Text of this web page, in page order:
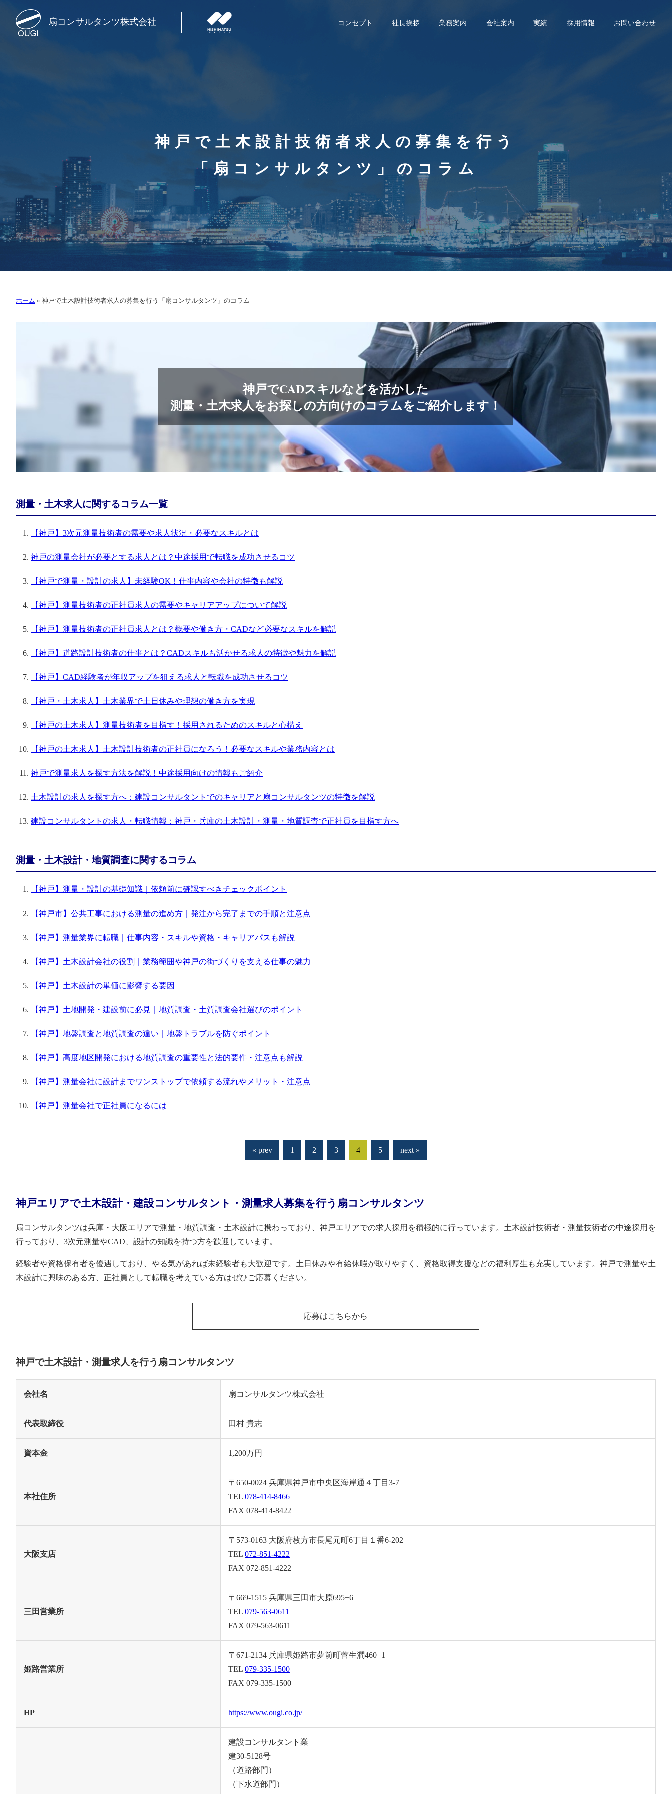
扇コンサルタンツ株式会社 コンセプト 社長挨拶 業務案内 会社案内 実績 採用情報 お問い合わせ
神戸で土木設計技術者求人の募集を行う
「扇コンサルタンツ」のコラム
ホーム » 神戸で土木設計技術者求人の募集を行う「扇コンサルタンツ」のコラム
神戸でCADスキルなどを活かした
測量・土木求人をお探しの方向けのコラムをご紹介します！
測量・土木求人に関するコラム一覧
【神戸】3次元測量技術者の需要や求人状況・必要なスキルとは
神戸の測量会社が必要とする求人とは？中途採用で転職を成功させるコツ
【神戸で測量・設計の求人】未経験OK！仕事内容や会社の特徴も解説
【神戸】測量技術者の正社員求人の需要やキャリアアップについて解説
【神戸】測量技術者の正社員求人とは？概要や働き方・CADなど必要なスキルを解説
【神戸】道路設計技術者の仕事とは？CADスキルも活かせる求人の特徴や魅力を解説
【神戸】CAD経験者が年収アップを狙える求人と転職を成功させるコツ
【神戸・土木求人】土木業界で土日休みや理想の働き方を実現
【神戸の土木求人】測量技術者を目指す！採用されるためのスキルと心構え
【神戸の土木求人】土木設計技術者の正社員になろう！必要なスキルや業務内容とは
神戸で測量求人を探す方法を解説！中途採用向けの情報もご紹介
土木設計の求人を探す方へ：建設コンサルタントでのキャリアと扇コンサルタンツの特徴を解説
建設コンサルタントの求人・転職情報：神戸・兵庫の土木設計・測量・地質調査で正社員を目指す方へ
測量・土木設計・地質調査に関するコラム
【神戸】測量・設計の基礎知識｜依頼前に確認すべきチェックポイント
【神戸市】公共工事における測量の進め方｜発注から完了までの手順と注意点
【神戸】測量業界に転職｜仕事内容・スキルや資格・キャリアパスも解説
【神戸】土木設計会社の役割｜業務範囲や神戸の街づくりを支える仕事の魅力
【神戸】土木設計の単価に影響する要因
【神戸】土地開発・建設前に必見｜地質調査・土質調査会社選びのポイント
【神戸】地盤調査と地質調査の違い｜地盤トラブルを防ぐポイント
【神戸】高度地区開発における地質調査の重要性と法的要件・注意点も解説
【神戸】測量会社に設計までワンストップで依頼する流れやメリット・注意点
【神戸】測量会社で正社員になるには
« prev 1 2 3 4 5 next »
神戸エリアで土木設計・建設コンサルタント・測量求人募集を行う扇コンサルタンツ
扇コンサルタンツは兵庫・大阪エリアで測量・地質調査・土木設計に携わっており、神戸エリアでの求人採用を積極的に行っています。土木設計技術者・測量技術者の中途採用を
行っており、3次元測量やCAD、設計の知識を持つ方を歓迎しています。
経験者や資格保有者を優遇しており、やる気があれば未経験者も大歓迎です。土日休みや有給休暇が取りやすく、資格取得支援などの福利厚生も充実しています。神戸で測量や土
木設計に興味のある方、正社員として転職を考えている方はぜひご応募ください。
応募はこちらから
神戸で土木設計・測量求人を行う扇コンサルタンツ
会社名 扇コンサルタンツ株式会社
代表取締役 田村 貴志
資本金 1,200万円
本社住所
〒650-0024 兵庫県神戸市中央区海岸通４丁目3-7
TEL 078-414-8466
FAX 078-414-8422
大阪支店
〒573-0163 大阪府枚方市長尾元町6丁目１番6-202
TEL 072-851-4222
FAX 072-851-4222
三田営業所
〒669-1515 兵庫県三田市大原695−6
TEL 079-563-0611
FAX 079-563-0611
姫路営業所
〒671-2134 兵庫県姫路市夢前町菅生澗460−1
TEL 079-335-1500
FAX 079-335-1500
HP https://www.ougi.co.jp/
建設コンサルタント業
建30-5128号
（道路部門）
（下水道部門）